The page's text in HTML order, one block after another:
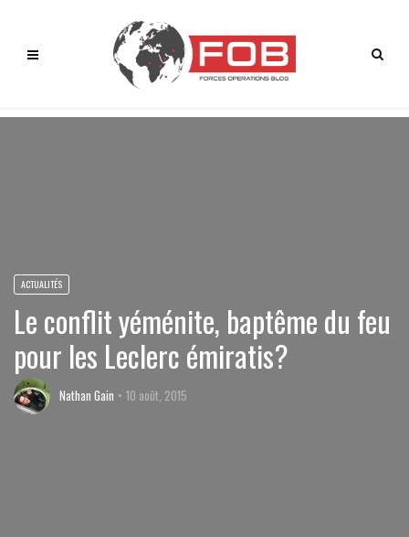
ACTUALITÉS
Le conflit yéménite, baptême du feu
pour les Leclerc émiratis?
Nathan Gain 10 août, 2015